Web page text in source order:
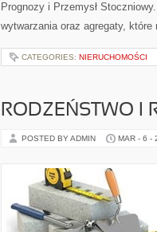
Prognozy i Przemysł
wytwarzania oraz agregaty,
CATEGORIES: NIERUCHOMOŚCI
RODZEŃSTWO I
POSTED BY ADMIN MAR - 6 -